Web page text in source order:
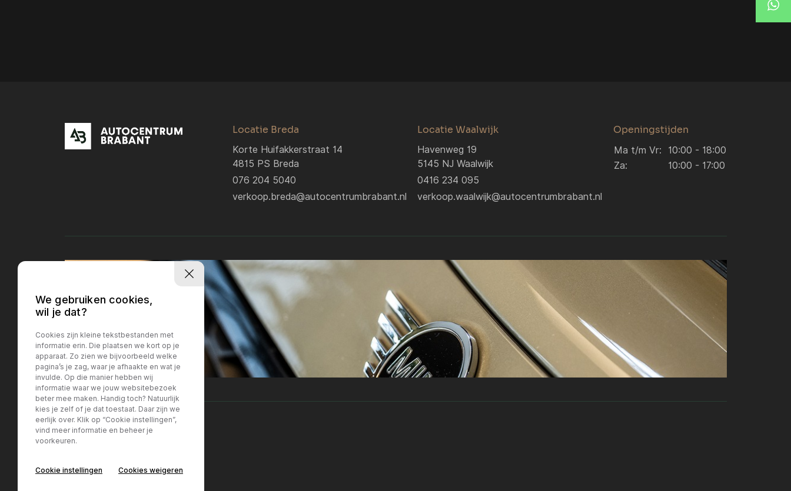
Locatie Breda
Korte Huifakkerstraat 14
4815 PS Breda
076 204 5040
verkoop.breda@autocentrumbrabant.nl
Locatie Waalwijk
Havenweg 19
5145 NJ Waalwijk
0416 234 095
verkoop.waalwijk@autocentrumbrabant.nl
Openingstijden
Ma t/m Vr:
10:00 - 18:00
Za:
10:00 - 17:00
We gebruiken cookies,
wil je dat?
Cookies zijn kleine tekstbestanden met
informatie erin. Die plaatsen we kort op je
apparaat. Zo zien we bijvoorbeeld welke
pagina’s je zag, waar je afhaakte en wat je
invulde. Op die manier hebben wij
informatie waar we jouw websitebezoek
beter mee maken. Handig toch? Natuurlijk
kies je zelf of je dat toestaat. Daar zijn we
eerlijk over. Klik op “Cookie instellingen”,
vind meer informatie en beheer je
voorkeuren.
Cookie instellingen Cookies weigeren